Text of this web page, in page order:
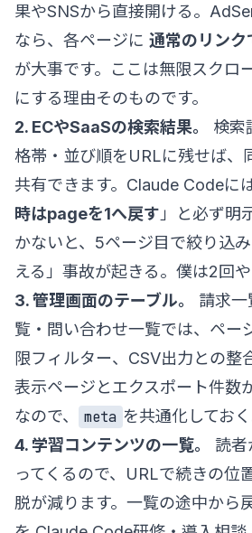
果やSNSから直接開ける。
なら、各ページに 通常のリンク
が大事です。ここは無限スクロ
にする理由そのものです。
2. ECやSaaSの検索結果。
検索
格帯・並び順をURLに残せば、
共有できます。Claude Codeに
時はpageを1へ戻す 」と必ず明
かないと、5ページ目で絞り込
える」事故が起きる。僕は2回や
3. 管理画面のテーブル。
請求
覧・問い合わせ一覧では、ペー
限フィルター、CSV出力との整
表示ページとエクスポート件数
なので、
meta を共通化しておく
4. 学習コンテンツの一覧。
読者
ってくるので、URLで続きの位
脱が減ります。一覧の途中から